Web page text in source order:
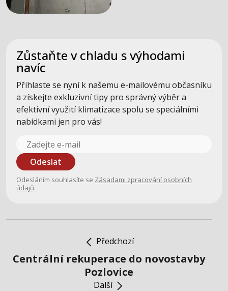
Zůstaňte v chladu s výhodami
navíc
Přihlaste se nyní k našemu e-mailovému občasníku
a získejte exkluzivní tipy pro správný výběr a
efektivní využití klimatizace spolu se speciálními
nabídkami jen pro vás!
Odeslat
Odesláním souhlasíte se Zásadami zpracování osobních
údajů.
Předchozí
Centrální rekuperace do novostavby
Pozlovice
Další